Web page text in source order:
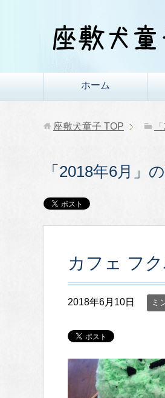
ホーム
座敷犬童子 TOP
「2018年6月」
カフェ フ
2018年6月10日 ミ